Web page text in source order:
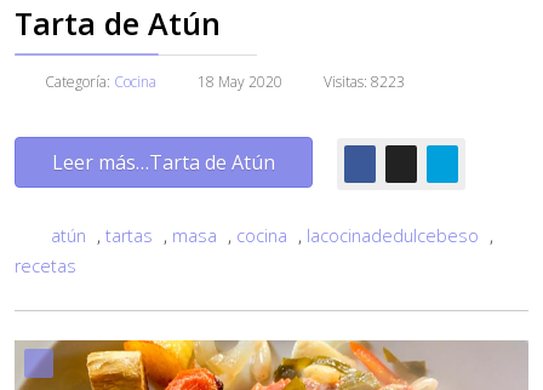
Tarta de Atún
Categoría: Cocina 18 May 2020 Visitas: 8223
Leer más…Tarta de Atún
atún , tartas , masa , cocina , lacocinadedulcebeso ,
recetas